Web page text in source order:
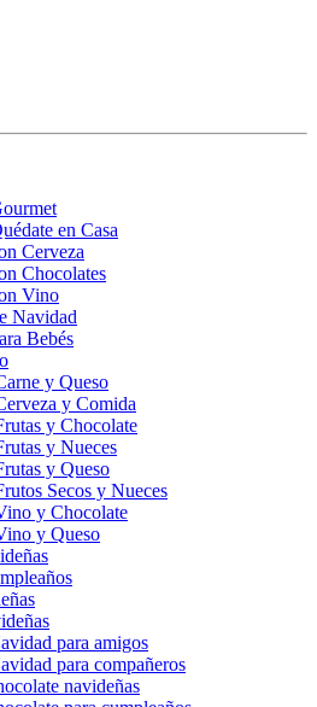
en Casa
Cerveza
Chocolates
Vino
Navidad
Bebés
y Queso
y Comida
y Chocolate
y Nueces
y Queso
Secos y Nueces
y Chocolate
y Queso
para amigos
para compañeros
navideñas